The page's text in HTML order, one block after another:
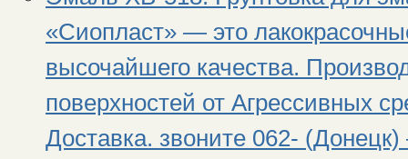
«Сиопласт» — это
высочайшего качества.
поверхностей от Агрессивных
Доставка. звоните 062-